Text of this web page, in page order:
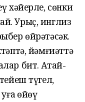
хәйерле, сөнки
Урыҫ, инглиз
өйрәтәсәк.
йәмғиәттә
бит. Атай-
түгел,
һөйөү